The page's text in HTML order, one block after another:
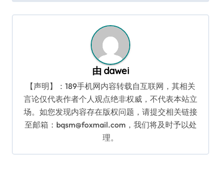
导
由 dawei
【声明】：189手机网内容转载自互联网，其相关
言论仅代表作者个人观点绝非权威，不代表本站立
场。如您发现内容存在版权问题，请提交相关链接
至邮箱：bqsm@foxmail.com，我们将及时予以处
理。